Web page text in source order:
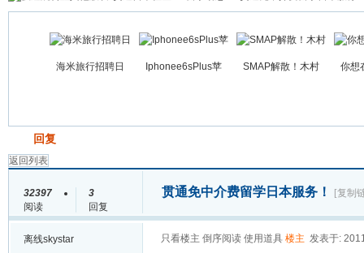
帖子
海米旅行招聘日 Iphonee6sPlus苹 SMAP解散！木村 你想
回复
返回列表
32397
阅读
3
回复
贯通免中介费留学日本服务！ [复制
离线skystar 只看楼主 倒序阅读 使用道具 楼主 发表于: